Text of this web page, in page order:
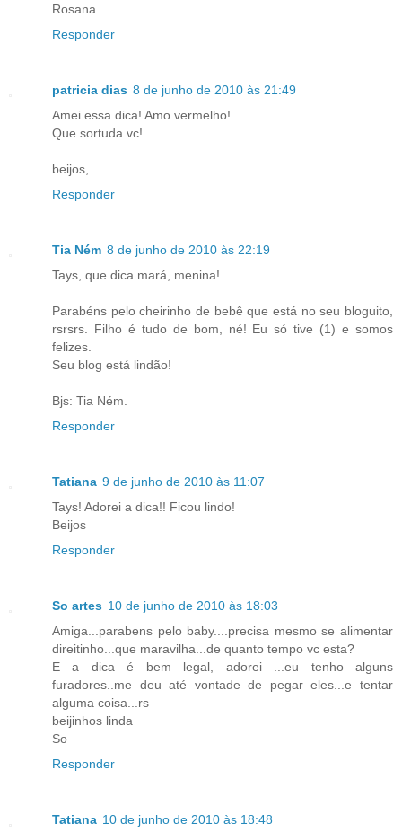
Rosana
Responder
patricia dias 8 de junho de 2010 às 21:49
Amei essa dica! Amo vermelho!
Que sortuda vc!
beijos,
Responder
Tia Ném 8 de junho de 2010 às 22:19
Tays, que dica mará, menina!
Parabéns pelo cheirinho de bebê que está no seu bloguito,
rsrsrs. Filho é tudo de bom, né! Eu só tive (1) e somos
felizes.
Seu blog está lindão!
Bjs: Tia Ném.
Responder
Tatiana 9 de junho de 2010 às 11:07
Tays! Adorei a dica!! Ficou lindo!
Beijos
Responder
So artes 10 de junho de 2010 às 18:03
Amiga...parabens pelo baby....precisa mesmo se alimentar
direitinho...que maravilha...de quanto tempo vc esta?
E a dica é bem legal, adorei ...eu tenho alguns
furadores..me deu até vontade de pegar eles...e tentar
alguma coisa...rs
beijinhos linda
So
Responder
Tatiana 10 de junho de 2010 às 18:48